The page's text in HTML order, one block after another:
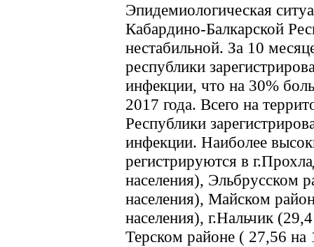
Эпидемиологическая
Кабардино-Балкарской
нестабильной. За 10
республики
инфекции, что на 30%
2017 года. Всего на
Республики
инфекции. Наиболее
регистрируются в
населения), Эльбрусском
населения), Майском
населения), г.Нальчик
Терском районе ( 27,56 на